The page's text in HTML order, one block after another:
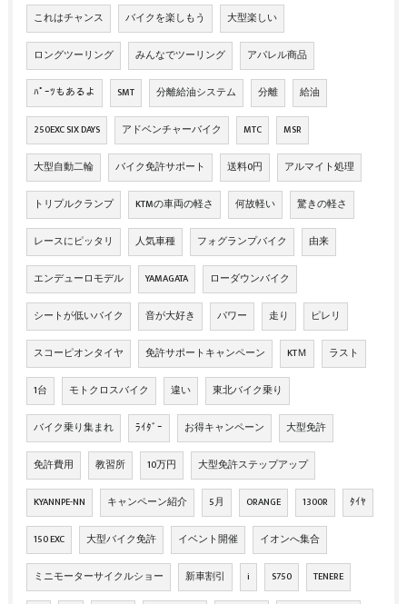
これはチャンス バイクを楽しもう 大型楽しい
ロングツーリング みんなでツーリング アパレル商品
ﾊﾟｰﾂもあるよ SMT 分離給油システム 分離 給油
250EXC SIX DAYS アドベンチャーバイク MTC MSR
大型自動二輪 バイク免許サポート 送料0円 アルマイト処理
トリプルクランプ KTMの車両の軽さ 何故軽い 驚きの軽さ
レースにピッタリ 人気車種 フォグランプバイク 由来
エンデューロモデル YAMAGATA ローダウンバイク
シートが低いバイク 音が大好き パワー 走り ピレリ
スコーピオンタイヤ 免許サポートキャンペーン KTＭ ラスト
1台 モトクロスバイク 違い 東北バイク乗り
バイク乗り集まれ ﾗｲﾀﾞｰ お得キャンペーン 大型免許
免許費用 教習所 10万円 大型免許ステップアップ
KYANNPE-NN キャンペーン紹介 5月 ORANGE 1300R ﾀｲﾔ
150 EXC 大型バイク免許 イベント開催 イオンへ集合
ミニモーターサイクルショー 新車割引 i S750 TENERE